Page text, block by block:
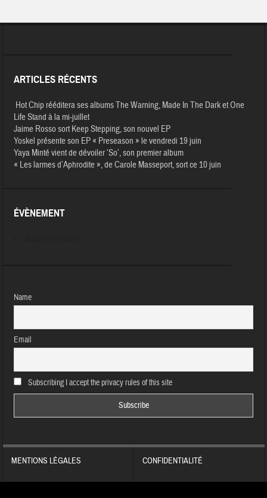
ARTICLES RÉCENTS
Hot Chip rééditera ses albums The Warning, Made In The Dark et One
Life Stand à la mi-juillet
Jaime Rosso sort Keep Stepping, son nouvel EP
Yoskel présente son EP « Preseason » le vendredi 19 juin
Yaya Minté vient de dévoiler ‘So’, son premier album
« Les larmes d’Aphrodite », de Carole Masseport, sort ce 10 juin
ÉVÈNEMENT
Name
Email
Subscribing I accept the privacy rules of this site
MENTIONS LÉGALES CONFIDENTIALITÉ